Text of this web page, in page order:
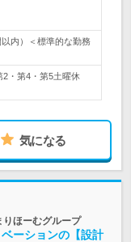
内）＜標準的な勤務
2・第4・第5土曜休
気になる
りほーむグループ
ーションの【設計